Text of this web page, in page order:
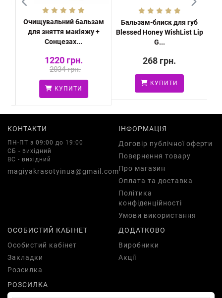
Очищувальний бальзам
для зняття макіяжу +
Сонцезах...
1220 грн.
2034 грн.
КУПИТИ
Бальзам-блиск для губ
Blessed Honey WishList Lip
G...
268 грн.
КУПИТИ
КОНТАКТИ
ПН-ПТ з 09:00 до 19:00
СБ - вихідний
ВС - вихідний
magiyakrasotyinua@gmail.com
ІНФОРМАЦІЯ
Договір публічної оферти
Повернення товару
Про магазин
Оплата та доставка
Політика
конфіденційності
Умови використання
ОСОБИСТИЙ КАБІНЕТ
Особистий кабінет
Закладки
Розсилка
ДОДАТКОВО
Виробники
Акції
РОЗСИЛКА